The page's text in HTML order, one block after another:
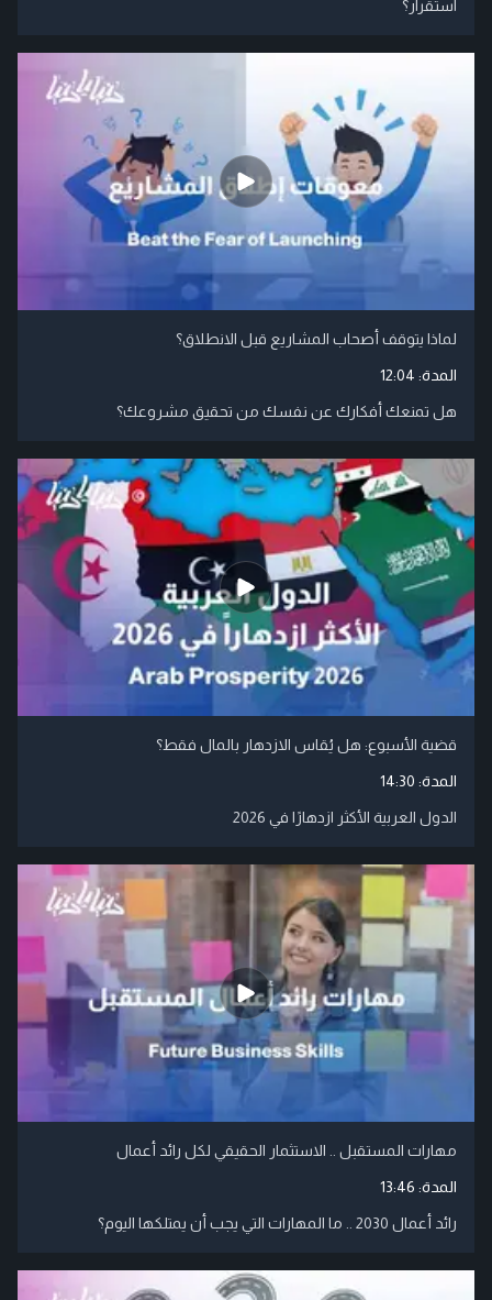
استقرار؟
لماذا يتوقف أصحاب المشاريع قبل الانطلاق؟
المدة: 12:04
هل تمنعك أفكارك عن نفسك من تحقيق مشروعك؟
قضية الأسبوع: هل يُقاس الازدهار بالمال فقط؟
المدة: 14:30
الدول العربية الأكثر ازدهارًا في 2026
مهارات المستقبل .. الاستثمار الحقيقي لكل رائد أعمال
المدة: 13:46
رائد أعمال 2030 .. ما المهارات التي يجب أن يمتلكها اليوم؟